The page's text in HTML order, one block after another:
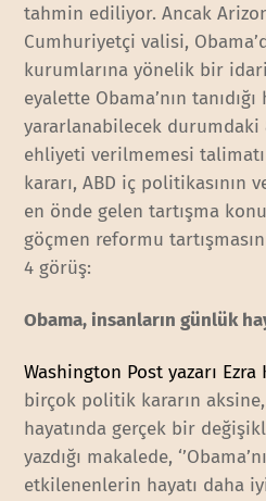
tahmin ediliyor. Ancak
Cumhuriyetçi valisi,
kurumlarına yönelik bir
eyalette Obama’nın
yararlanabilecek durumdaki
ehliyeti verilmemesi talimatı
kararı, ABD iç politikasının
en önde gelen tartışma
göçmen reformu
4 görüş:
Obama, insanların günlük
Washington Post yazarı Ezra
birçok politik kararın
hayatında gerçek bir
yazdığı makalede,
etkilenenlerin hayatı daha